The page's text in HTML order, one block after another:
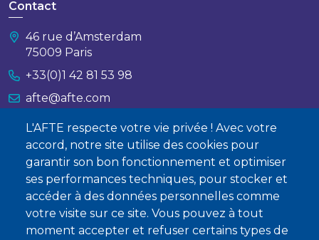
L'AFTE respecte votre vie privée ! Avec votre
accord, notre site utilise des cookies pour
garantir son bon fonctionnement et optimiser
ses performances techniques, pour stocker et
accéder à des données personnelles comme
votre visite sur ce site. Vous pouvez à tout
moment accepter et refuser certains types de
Contact
46 rue d’Amsterdam
75009 Paris
+33(0)1 42 81 53 98
afte@afte.com
Nous contacter
À propos
Qui sommes-nous ?
Devenir membre